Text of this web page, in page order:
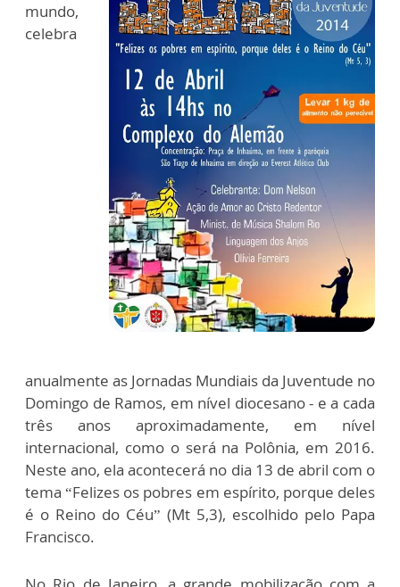
mundo,
celebra
anualmente as Jornadas Mundiais da Juventude no
Domingo de Ramos, em nível diocesano - e a cada
três anos aproximadamente, em nível
internacional, como o será na Polônia, em 2016.
Neste ano, ela acontecerá no dia 13 de abril com o
tema “Felizes os pobres em espírito, porque deles
é o Reino do Céu” (Mt 5,3), escolhido pelo Papa
Francisco.